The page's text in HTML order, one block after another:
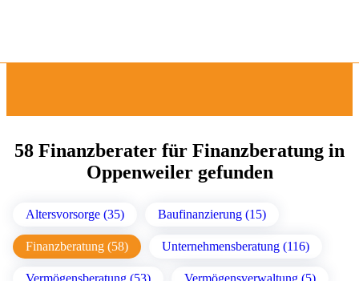
58 Finanzberater für Finanzberatung in
Oppenweiler gefunden
Altersvorsorge (35) Baufinanzierung (15)
Finanzberatung (58) Unternehmensberatung (116)
Vermögensberatung (53) Vermögensverwaltung (5)